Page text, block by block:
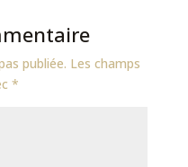
publiée. Les champs
*